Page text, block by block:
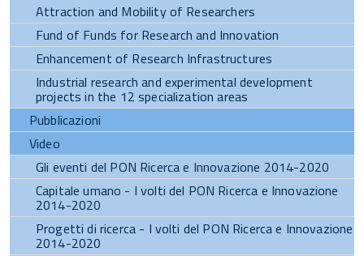
Attraction and Mobility of Researchers
Fund of Funds for Research and Innovation
Enhancement of Research Infrastructures
Industrial research and experimental development
projects in the 12 specialization areas
Pubblicazioni
Video
Gli eventi del PON Ricerca e Innovazione 2014-2020
Capitale umano - I volti del PON Ricerca e Innovazione
2014-2020
Progetti di ricerca - I volti del PON Ricerca e Innovazione
2014-2020